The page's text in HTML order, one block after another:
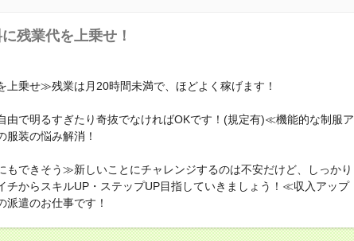
残業代を上乗せ！
乗せ≫残業は月20時間未満で、ほどよく稼げます！
で明るすぎたり奇抜でなければOKです！(規定有)≪機能的な制服ア
装の悩み解消！
できそう≫新しいことにチャレンジするのは不安だけど、しっかり
チからスキルUP・ステップUP目指していきましょう！≪収入アップ
遣のお仕事です！